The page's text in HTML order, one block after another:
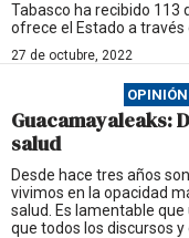
Tabasco ha recibido
ofrece el Estado a través
27 de octubre, 2022
Guacamayaleaks:
salud
Desde hace tres años
vivimos en la opacidad
salud. Es lamentable
que todos los discursos